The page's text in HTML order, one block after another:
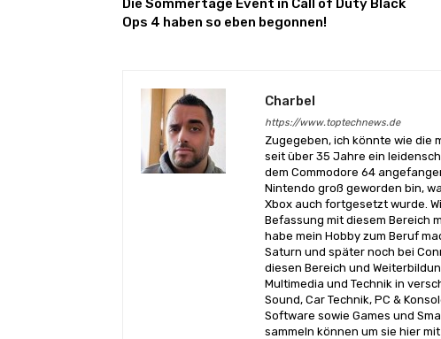
Die Sommertage Event in Call of Duty Black
Ops 4 haben so eben begonnen!
Charbel
https://www.toptechnews.de
Zugegeben, ich könnte wie die
seit über 35 Jahre ein
dem Commodore 64
Nintendo groß geworden bin,
Xbox auch fortgesetzt wurde.
Befassung mit diesem Bereich
habe mein Hobby zum Beruf
Saturn und später noch bei
diesen Bereich und
Multimedia und Technik in
Sound, Car Technik, PC &
Software sowie Games und
sammeln können um sie hier